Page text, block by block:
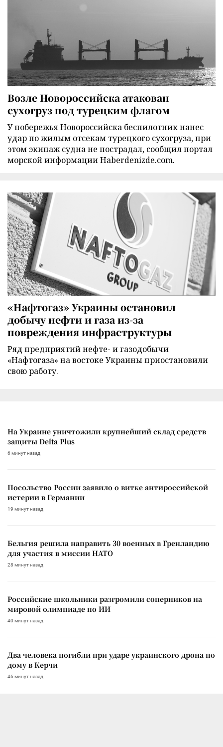
Возле Новороссийска атакован
сухогруз под турецким флагом
У побережья Новороссийска беспилотник нанес
удар по жилым отсекам турецкого сухогруза, при
этом экипаж судна не пострадал, сообщил портал
морской информации Haberdenizde.com.
«Нафтогаз» Украины остановил
добычу нефти и газа из-за
повреждения инфраструктуры
Ряд предприятий нефте- и газодобычи
«Нафтогаза» на востоке Украины приостановили
свою работу.
На Украине уничтожили крупнейший склад средств
защиты Delta Plus
6 минут назад
Посольство России заявило о витке антироссийской
истерии в Германии
19 минут назад
Бельгия решила направить 30 военных в Гренландию
для участия в миссии НАТО
28 минут назад
Российские школьники разгромили соперников на
мировой олимпиаде по ИИ
40 минут назад
Два человека погибли при ударе украинского дрона по
дому в Керчи
46 минут назад